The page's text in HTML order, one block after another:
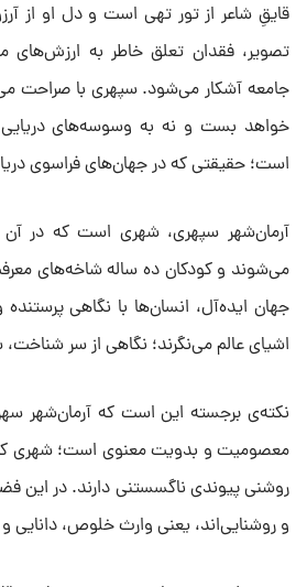
قایقِ شاعر از تور تهی است و دل او از
تصویر، فقدان تعلق خاطر به ارزش‌های
جامعه آشکار می‌شود. سپهری با صراحت
خواهد بست و نه به وسوسه‌های
است؛ حقیقتی که در جهان‌های فراسوی
آرمان‌شهر سپهری، شهری است که در آن
می‌شوند و کودکان ده ساله شاخه‌های
جهان ایده‌آل، انسان‌ها با نگاهی
اشیای عالم می‌نگرند؛ نگاهی از سر
نکته‌ی برجسته این است که آرمان‌شهر
معصومیت و بدویت معنوی است؛ شهری
روشنی پیوندی ناگسستنی دارند. در این
و روشنایی‌اند، یعنی وارث خلوص، دانایی